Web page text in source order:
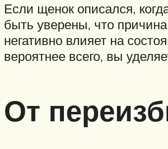
Если щенок описался,
быть уверены, что
негативно влияет на
вероятнее всего, вы
От